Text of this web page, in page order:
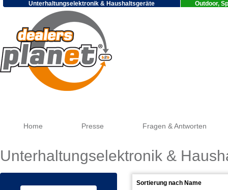
Unterhaltungselektronik & Haushaltsgeräte Outdoor,
Home Presse Fragen & Antworten
Unterhaltungselektronik &